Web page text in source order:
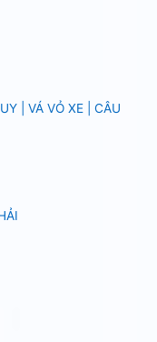
| VÁ VỎ XE | CÂU